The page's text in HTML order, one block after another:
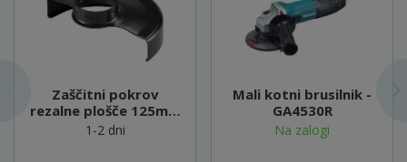
Zaščitni pokrov
rezalne plošče 125mm
- 347480-2
1-2 dni
Mali kotni brusilnik -
GA4530R
Na zalogi